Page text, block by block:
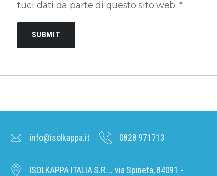
tuoi dati da parte di questo sito web. *
info@isolkappa.it 0828 971713
ISOLKAPPA ITALIA S.R.L. via Spineta, 84091 -